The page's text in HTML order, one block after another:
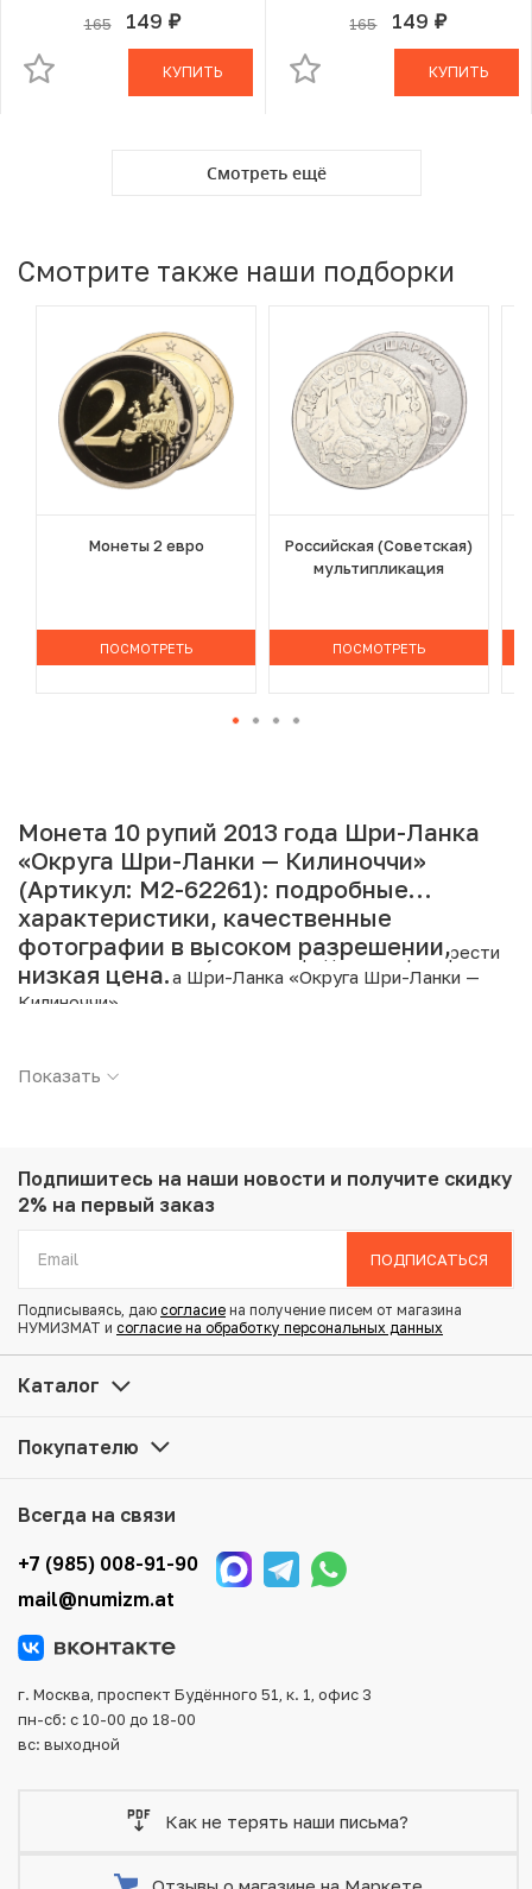
165 149 руб.
В КОРЗИНЕ
КУПИТЬ
165 149 руб.
В КОРЗИНЕ
КУПИТЬ
Смотреть ещё
Смотрите также наши подборки
Монеты 2 евро
ПОСМОТРЕТЬ
Российская (Советская)
мультипликация
ПОСМОТРЕТЬ
Монета 10 рупий 2013 года Шри-Ланка
«Округа Шри-Ланки — Килиноччи»
(Артикул: M2-62261): подробные
характеристики, качественные
фотографии в высоком разрешении,
низкая цена.
Интернет магазин «Нумизмат» предлагает приобрести
10 рупий 2013 года Шри-Ланка «Округа Шри-Ланки —
Килиноччи».
Металл: Сталь
Вес: 8.4 г
Тираж: 2.000.000
Купить 10 рупий 2013 года Шри-Ланка «Округа Шри-
Ланки — Килиноччи» по привлекательной цене можно в
находятся в наличии на нашем складе.
того, возможен самовывоз товара из офиса магазина.
Для вашего удобства представлены несколько способов
оплаты и доставки заказа. Все отправления надежно и
тщательно упаковываются, что исключает возможность
Показать
Подпишитесь на наши новости и получите скидку
2% на первый заказ
ПОДПИСАТЬСЯ
Подписываясь, даю согласие на получение писем от магазина
НУМИЗМАТ и согласие на обработку персональных данных
Каталог
Покупателю
Всегда на связи
+7 (985) 008-91-90
mail@numizm.at
г. Москва, проспект Будённого 51, к. 1, офис 3
пн-сб: с 10-00 до 18-00
вс: выходной
Как не терять наши письма?